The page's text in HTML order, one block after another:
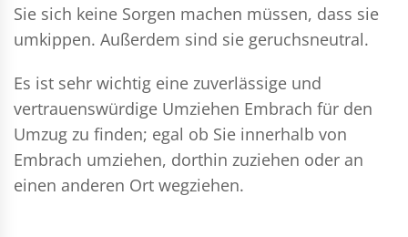
Sie sich keine Sorgen machen müssen, dass sie
umkippen. Außerdem sind sie geruchsneutral.
Es ist sehr wichtig eine zuverlässige und
vertrauenswürdige Umziehen Embrach für den
Umzug zu finden; egal ob Sie innerhalb von
Embrach umziehen, dorthin zuziehen oder an
einen anderen Ort wegziehen.